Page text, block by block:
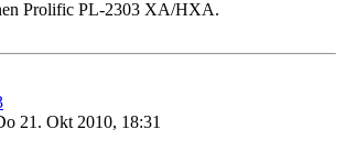
Prolific PL-2303 XA/HXA.
21. Okt 2010, 18:31